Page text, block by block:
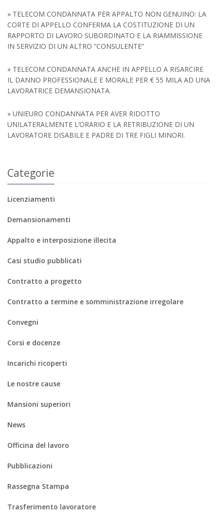
» TELECOM CONDANNATA PER APPALTO NON GENUINO: LA
CORTE DI APPELLO CONFERMA LA COSTITUZIONE DI UN
RAPPORTO DI LAVORO SUBORDINATO E LA RIAMMISSIONE
IN SERVIZIO DI UN ALTRO “CONSULENTE”
» TELECOM CONDANNATA ANCHE IN APPELLO A RISARCIRE
IL DANNO PROFESSIONALE E MORALE PER € 55 MILA AD UNA
LAVORATRICE DEMANSIONATA.
» UNIEURO CONDANNATA PER AVER RIDOTTO
UNILATERALMENTE L’ORARIO E LA RETRIBUZIONE DI UN
LAVORATORE DISABILE E PADRE DI TRE FIGLI MINORI.
Categorie
Licenziamenti
Demansionamenti
Appalto e interposizione illecita
Casi studio pubblicati
Contratto a progetto
Contratto a termine e somministrazione irregolare
Convegni
Corsi e docenze
Incarichi ricoperti
Le nostre cause
Mansioni superiori
News
Officina del lavoro
Pubblicazioni
Rassegna Stampa
Trasferimento lavoratore